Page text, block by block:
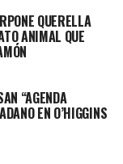
QUERELLA
ANIMAL QUE
“AGENDA
EN O’HIGGINS